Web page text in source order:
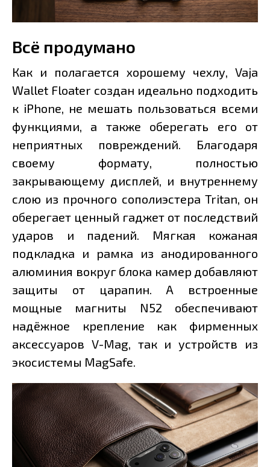
Всё продумано
Как и полагается хорошему чехлу, Vaja
Wallet Floater создан идеально подходить
к iPhone, не мешать пользоваться всеми
функциями, а также оберегать его от
неприятных повреждений. Благодаря
своему формату, полностью
закрывающему дисплей, и внутреннему
слою из прочного сополиэстера Tritan, он
оберегает ценный гаджет от последствий
ударов и падений. Мягкая кожаная
подкладка и рамка из анодированного
алюминия вокруг блока камер добавляют
защиты от царапин. А встроенные
мощные магниты N52 обеспечивают
надёжное крепление как фирменных
аксессуаров V-Mag, так и устройств из
экосистемы MagSafe.